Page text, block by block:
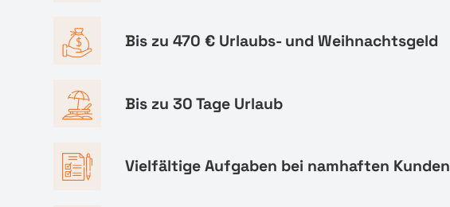
Bis zu 470 € Urlaubs- und Weihnachtsgeld
Bis zu 30 Tage Urlaub
Vielfältige Aufgaben bei namhaften Kunden